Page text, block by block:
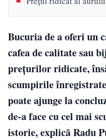
Bucuria de a oferi un
cafea de calitate sau
prețurilor ridicate,
scumpirile
poate ajunge la
de-a face cu cel mai
istorie, explică Radu